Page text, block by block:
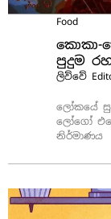
Food
කොකා-
පුදුම
ලිව්වේ
ලෝකයේ
ලෝගෝ
නිර්මාණය